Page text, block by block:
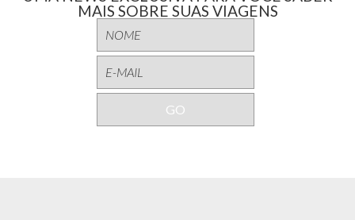
MAIS SOBRE SUAS VIAGENS